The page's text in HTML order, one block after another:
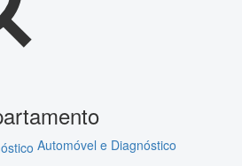
Automóvel e Diagnóstico